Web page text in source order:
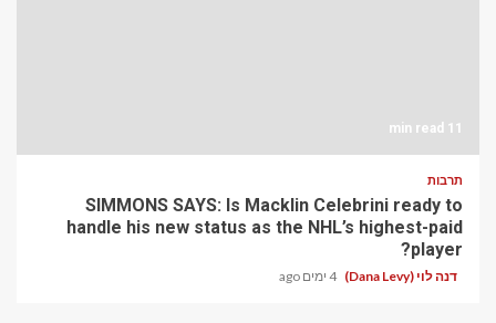
11 min read
תרבות
SIMMONS SAYS: Is Macklin Celebrini ready to
handle his new status as the NHL’s highest-paid
player?
דנה לוי (Dana Levy) 4 ימים ago